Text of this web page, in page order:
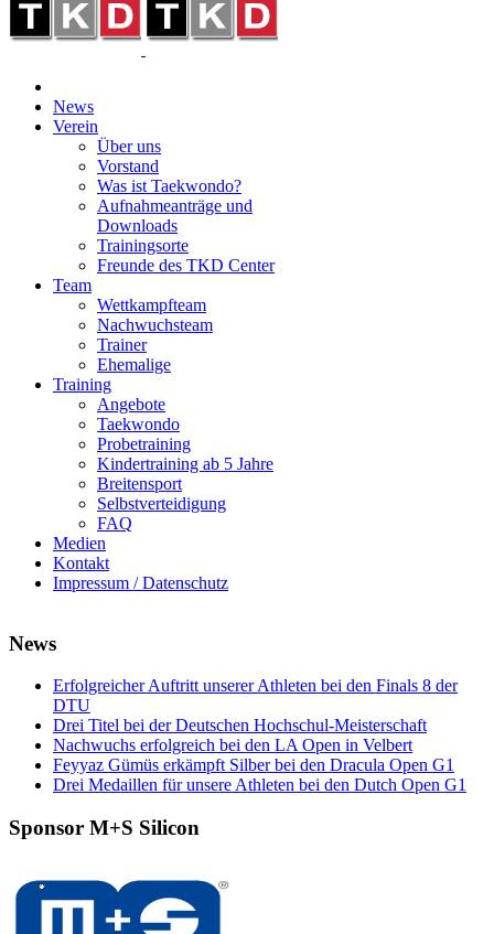
News
Verein
Über uns
Vorstand
Was ist Taekwondo?
Aufnahmeanträge und
Downloads
Trainingsorte
Freunde des TKD Center
Team
Wettkampfteam
Nachwuchsteam
Trainer
Ehemalige
Training
Angebote
Taekwondo
Probetraining
Kindertraining ab 5 Jahre
Breitensport
Selbstverteidigung
FAQ
Medien
Kontakt
Impressum / Datenschutz
News
Erfolgreicher Auftritt unserer Athleten bei den Finals 8 der
DTU
Drei Titel bei der Deutschen Hochschul-Meisterschaft
Nachwuchs erfolgreich bei den LA Open in Velbert
Feyyaz Gümüs erkämpft Silber bei den Dracula Open G1
Drei Medaillen für unsere Athleten bei den Dutch Open G1
Sponsor M+S Silicon